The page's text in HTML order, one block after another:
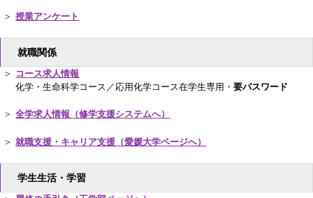
授業アンケート
就職関係
コース求人情報
化学・生命科学コース／応用化学コース在学生専用・要パスワード
全学求人情報（修学支援システムへ）
就職支援・キャリア支援（愛媛大学ページへ）
学生生活・学習